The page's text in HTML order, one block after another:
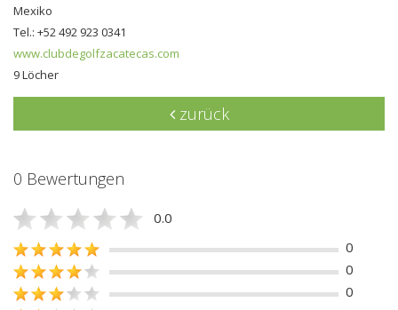
Mexiko
Tel.: +52 492 923 0341
www.clubdegolfzacate­cas.com
9 Löcher
zurück
0 Bewertungen
0.0
0
0
0